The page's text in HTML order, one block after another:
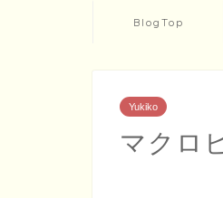
BlogTop
Yukiko
マクロ